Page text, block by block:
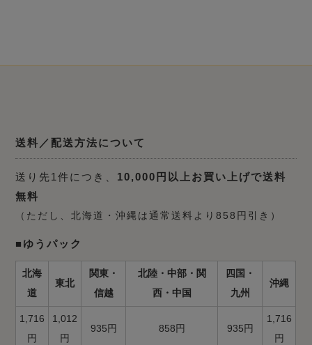
送料／配送方法について
送り先1件につき、 10,000円以上お買い上げで送料
無料
（ただし、北海道・沖縄は通常送料より858円引き）
■ゆうパック
北海
道
東北
関東・
信越
北陸・中部・関
西・中国
四国・
九州
沖縄
1,716
円
1,012
円
935円 858円 935円
1,716
円